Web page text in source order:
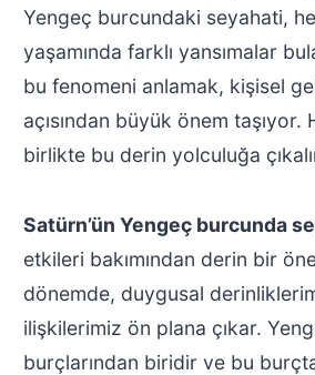
Yengeç burcundaki seyahati,
yaşamında farklı yansımalar
bu fenomeni anlamak, kişisel
açısından büyük önem taşıyor.
birlikte bu derin yolculuğa
Satürn’ün Yengeç burcunda
etkileri bakımından derin bir
dönemde, duygusal
ilişkilerimiz ön plana çıkar.
burçlarından biridir ve bu